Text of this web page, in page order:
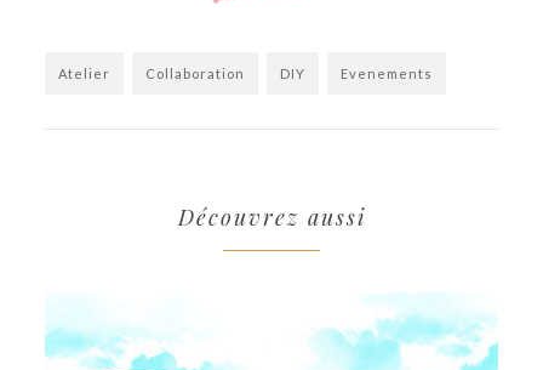
Atelier Collaboration DIY Evenements
Découvrez aussi